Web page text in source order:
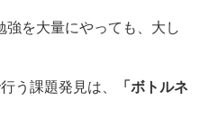
強を大量にやっても、大し
う課題発見は、
「ボトルネ